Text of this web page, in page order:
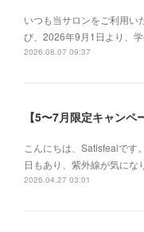
いつも当サロンをご利用い
び、2026年9月1日より、
2026.08.07 09:37
こんにちは、Satisfealです
日もあり、紫外線が気にな
2026.04.27 03:01